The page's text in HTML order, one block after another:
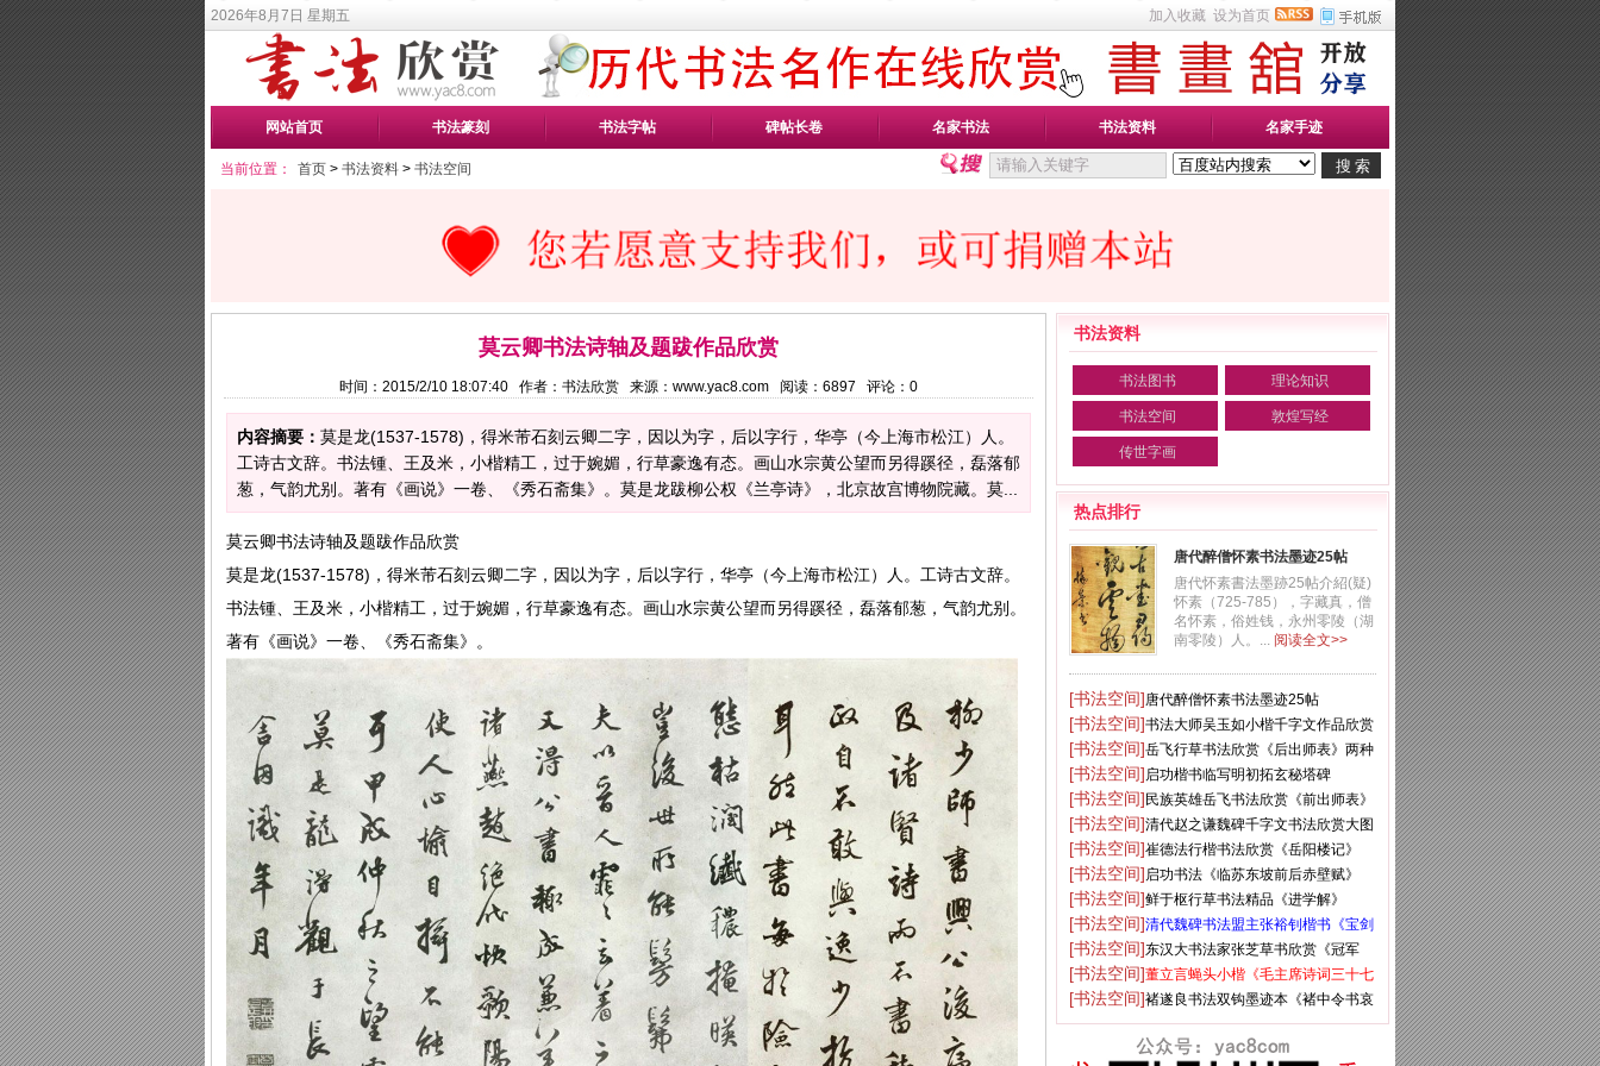
2026年8月7日 星期五 加入收藏 设为首页
网站首页 书法篆刻 书法字帖 碑帖长卷 名家书法 书法资料 名家手迹
当前位置： 首页 > 书法资料 > 书法空间
莫云卿书法诗轴及题跋作品欣赏
时间：2015/2/10 18:07:40 作者：书法欣赏 来源：www.yac8.com 阅读： 6897 评论： 0
内容摘要： 莫是龙(1537-1578)，得米芾石刻云卿二字，因以为字，后以字行，华亭（今上海市松江）人。
工诗古文辞。书法锺、王及米，小楷精工，过于婉媚，行草豪逸有态。画山水宗黄公望而另得蹊径，磊落郁
葱，气韵尤别。著有《画说》一卷、《秀石斋集》。莫是龙跋柳公权《兰亭诗》，北京故宫博物院藏。莫...
莫云卿书法诗轴及题跋作品欣赏
莫是龙(1537-1578)，得米芾石刻云卿二字，因以为字，后以字行，华亭（今上海市松江）人。工诗古文辞。
书法锺、王及米，小楷精工，过于婉媚，行草豪逸有态。画山水宗黄公望而另得蹊径，磊落郁葱，气韵尤别。
著有《画说》一卷、《秀石斋集》。
书法资料
书法图书 理论知识
书法空间 敦煌写经
传世字画
热点排行
唐代醉僧怀素书法墨迹25帖
唐代怀素書法墨跡25帖介紹(疑)
怀素（725-785），字藏真，僧
名怀素，俗姓钱，永州零陵（湖
南零陵）人。... 阅读全文>>
[书法空间]唐代醉僧怀素书法墨迹25帖
[书法空间]书法大师吴玉如小楷千字文作品欣赏
[书法空间]岳飞行草书法欣赏《后出师表》两种
[书法空间]启功楷书临写明初拓玄秘塔碑
[书法空间] 民族英雄岳飞书法欣赏《前出师表》
[书法空间]清代赵之谦魏碑千字文书法欣赏大图
[书法空间]崔德法行楷书法欣赏《岳阳楼记》
[书法空间]启功书法《临苏东坡前后赤壁赋》
[书法空间]鲜于枢行草书法精品《进学解》
[书法空间]清代魏碑书法盟主张裕钊楷书《宝剑
赞》
[书法空间]东汉大书法家张芝草书欣赏《冠军
帖》
[书法空间]董立言蝇头小楷《毛主席诗词三十七
首》
[书法空间]褚遂良书法双钩墨迹本《褚中令书哀
册》